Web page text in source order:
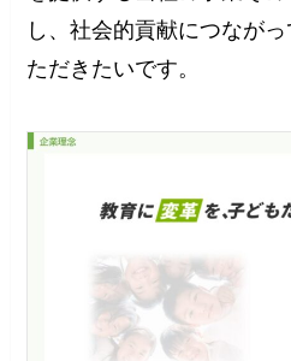
し、社会的貢献につなが
ただきたいです。